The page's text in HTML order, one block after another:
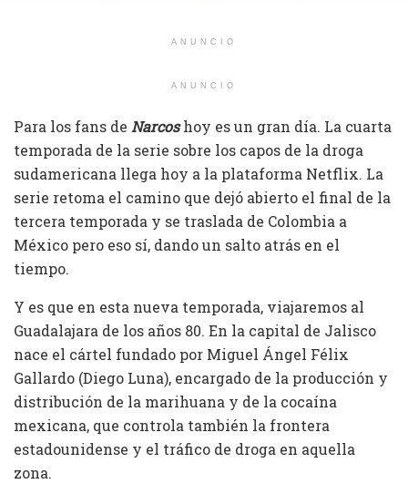
ANUNCIO
ANUNCIO
Para los fans de Narcoshoy es un gran día. La cuarta
temporada de la serie sobre los capos de la droga
sudamericana llega hoy a la plataforma Netflix. La
serie retoma el camino que dejó abierto el final de la
tercera temporada y se traslada de Colombia a
México pero eso sí, dando un salto atrás en el
tiempo.
Y es que en esta nueva temporada, viajaremos al
Guadalajara de los años 80. En la capital de Jalisco
nace el cártel fundado por Miguel Ángel Félix
Gallardo (Diego Luna), encargado de la producción y
distribución de la marihuana y de la cocaína
mexicana, que controla también la frontera
estadounidense y el tráfico de droga en aquella
zona.